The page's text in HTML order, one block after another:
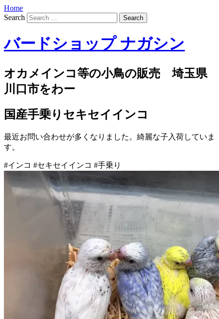
Home
Search
バードショップ ナガシン
オカメインコ等の小鳥の販売 埼玉県
川口市をわー
国産手乗りセキセイインコ
最近お問い合わせが多くなりました。綺麗な子入荷していま
す。
#インコ #セキセイインコ #手乗り